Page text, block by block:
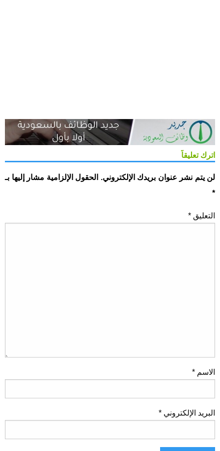
اترك تعليقاً
لن يتم نشر عنوان بريدك الإلكتروني.
الحقول الإلزامية مشار إليها بـ
*
التعليق *
الاسم *
البريد الإلكتروني *